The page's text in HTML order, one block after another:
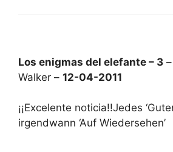
Los enigmas del elefante – 3
Walker – 12-04-2011
¡¡Excelente noticia!!Jedes
irgendwann ‘Auf Wiedersehen’